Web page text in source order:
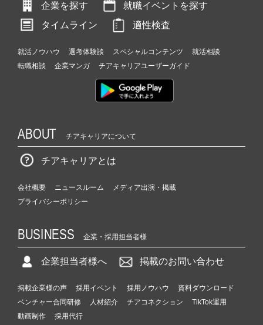
企業を探す
就職イベントを探す
タイムライン
適性検査
就活ノウハウ 選考体験談 スペシャルコンテンツ
就活相談
転職相談
企業マンガ チアキャリアユーザーガイド
ABOUT チアキャリアについて
チアキャリアとは
会社概要 ニュースルーム
メディア出演・掲載
プライバシーポリシー
BUSINESS 企業・採用担当者様
企業担当者様へ 掲載のお問い合わせ
掲載企業様の声 採用イベント 採用ノウハウ
資料ダウンロード
ベンチャー合同研修
人材紹介 チアコネクション
TikTok運用
動画制作
採用代行